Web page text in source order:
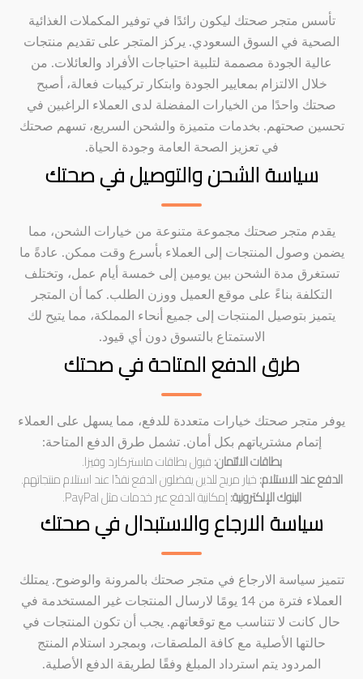
تأسس متجر صحتك ليكون رائدًا في توفير المكملات الغذائية
الصحية في السوق السعودي. يركز المتجر على تقديم منتجات
عالية الجودة مصممة لتلبية احتياجات الأفراد والعائلات. من
خلال الالتزام بمعايير الجودة وابتكار تركيبات فعالة، أصبح
صحتك واحدًا من الخيارات المفضلة لدى العملاء الراغبين في
تحسين صحتهم. بخدمات متميزة والشحن السريع، تسهم صحتك
في تعزيز الصحة العامة وجودة الحياة.
سياسة الشحن والتوصيل في صحتك
يقدم متجر صحتك مجموعة متنوعة من خيارات الشحن، مما
يضمن وصول المنتجات إلى العملاء بأسرع وقت ممكن. عادةً ما
تستغرق مدة الشحن بين يومين إلى خمسة أيام عمل، وتختلف
التكلفة بناءً على موقع العميل ووزن الطلب. كما أن المتجر
يتميز بتوصيل المنتجات إلى جميع أنحاء المملكة، مما يتيح لك
الاستمتاع بالتسوق دون أي قيود.
طرق الدفع المتاحة في صحتك
يوفر متجر صحتك خيارات متعددة للدفع، مما يسهل على العملاء
إتمام مشترياتهم بكل أمان. تشمل طرق الدفع المتاحة:
بطاقات الائتمان:قبول بطاقات ماستركارد وفيزا.
الدفع عند الاستلام:خيار مريح للذين يفضلون الدفع نقدًا عند استلام منتجاتهم.
البنوك الإلكترونية:إمكانية الدفع عبر خدمات مثل PayPal.
سياسة الارجاع والاستبدال في صحتك
تتميز سياسة الارجاع في متجر صحتك بالمرونة والوضوح. يمتلك
العملاء فترة من 14 يومًا لارسال المنتجات غير المستخدمة في
حال كانت لا تتناسب مع توقعاتهم. يجب أن تكون المنتجات في
حالتها الأصلية مع كافة الملصقات، وبمجرد استلام المنتج
المردود يتم استرداد المبلغ وفقًا لطريقة الدفع الأصلية.